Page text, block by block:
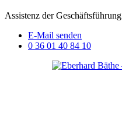
Assistenz der Geschäftsführung
E-Mail senden
0 36 01 40 84 10